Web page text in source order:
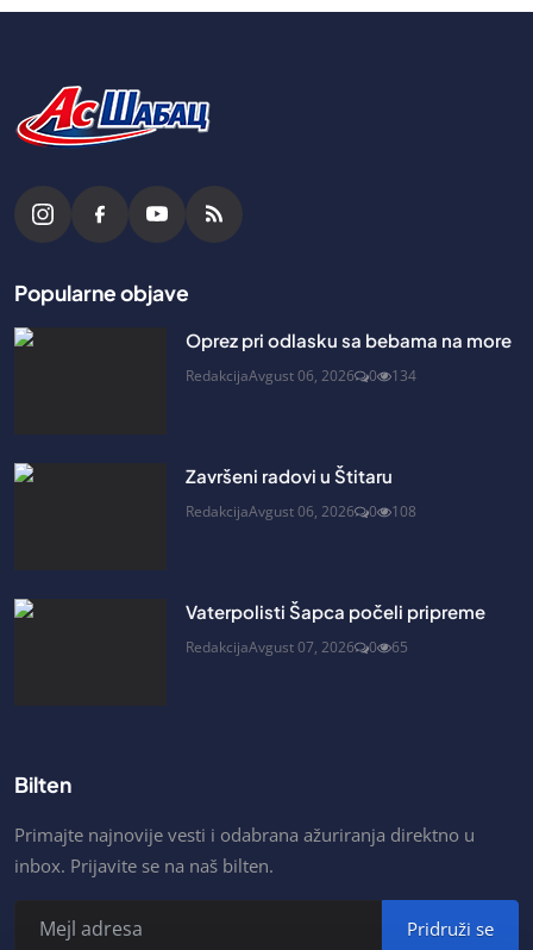
Popularne objave
Oprez pri odlasku sa bebama na more
RedakcijaAvgust 06, 2026 0 134
Završeni radovi u Štitaru
RedakcijaAvgust 06, 2026 0 108
Vaterpolisti Šapca počeli pripreme
RedakcijaAvgust 07, 2026 0 65
Bilten
Primajte najnovije vesti i odabrana ažuriranja direktno u
inbox. Prijavite se na naš bilten.
Pridruži se